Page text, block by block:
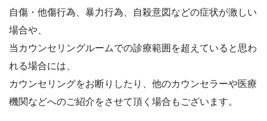
自傷・他傷行為、暴力行為、自殺意図などの症状が激しい
場合や、
当カウンセリングルームでの診療範囲を超えていると思わ
れる場合には、
カウンセリングをお断りしたり、他のカウンセラーや医療
機関などへのご紹介をさせて頂く場合もございます。